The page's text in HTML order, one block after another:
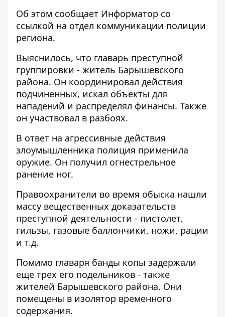
Об этом сообщает Информатор со
ссылкой на отдел коммуникации полиции
региона.
Выяснилось, что главарь преступной
группировки - житель Барышевского
района. Он координировал действия
подчиненных, искал объекты для
нападений и распределял финансы. Также
он участвовал в разбоях.
В ответ на агрессивные действия
злоумышленника полиция применила
оружие. Он получил огнестрельное
ранение ног.
Правоохранители во время обыска нашли
массу вещественных доказательств
преступной деятельности - пистолет,
гильзы, газовые баллончики, ножи, рации
и т.д.
Помимо главаря банды копы задержали
еще трех его подельников - также
жителей Барышевского района. Они
помещены в изолятор временного
содержания.